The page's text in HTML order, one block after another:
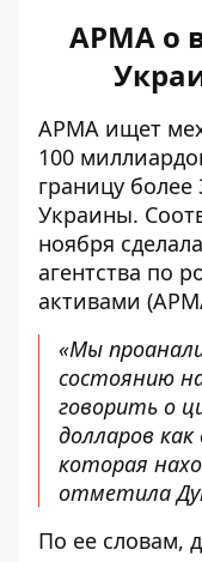
АРМА о
АРМА ищет
100
границу более
Украины.
ноября
агентства по
активами
«Мы
состоянию
говорить о
долларов
которая
отметила
По ее словам,